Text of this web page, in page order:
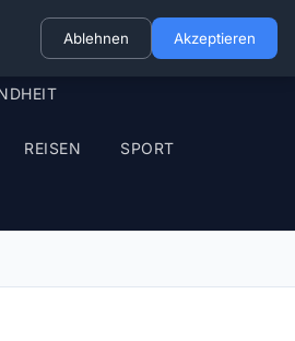
REISEN SPORT
Ablehnen Akzeptieren